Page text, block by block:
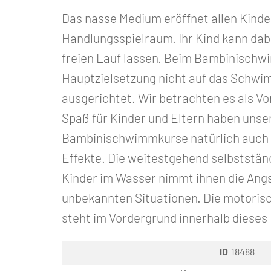
Das nasse Medium eröffnet allen
Handlungsspielraum. Ihr Kind kann
freien Lauf lassen. Beim
Hauptzielsetzung nicht auf das
ausgerichtet. Wir betrachten es als
Spaß für Kinder und Eltern haben
Bambinischwimmkurse natürlich
Effekte. Die weitestgehend
Kinder im Wasser nimmt ihnen die
unbekannten Situationen. Die
steht im Vordergrund innerhalb dieses
ID 18488